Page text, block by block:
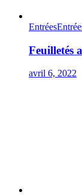
Entrées
Feuilletés
avril 6, 2022